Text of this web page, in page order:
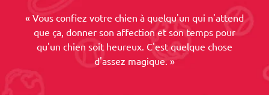
« Vous confiez votre chien à quelqu'un qui n'attend
que ça, donner son affection et son temps pour
qu'un chien soit heureux. C'est quelque chose
d'assez magique. »